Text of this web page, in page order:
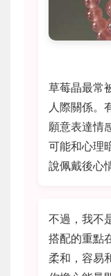
草莓晶最常
人際關係。
願意表達情
可能和心理
說佩戴後心
不過，我不
搭配的重點
柔和，容易